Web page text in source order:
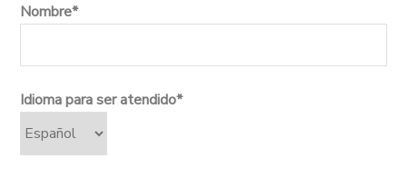
Nombre*
Idioma para ser atendido*